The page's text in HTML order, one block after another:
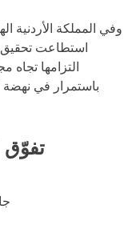
وفي المملكة الأردنية
استطاعت تحقيق
التزامها تجاه
باستمرار في نهضة
تفوّق